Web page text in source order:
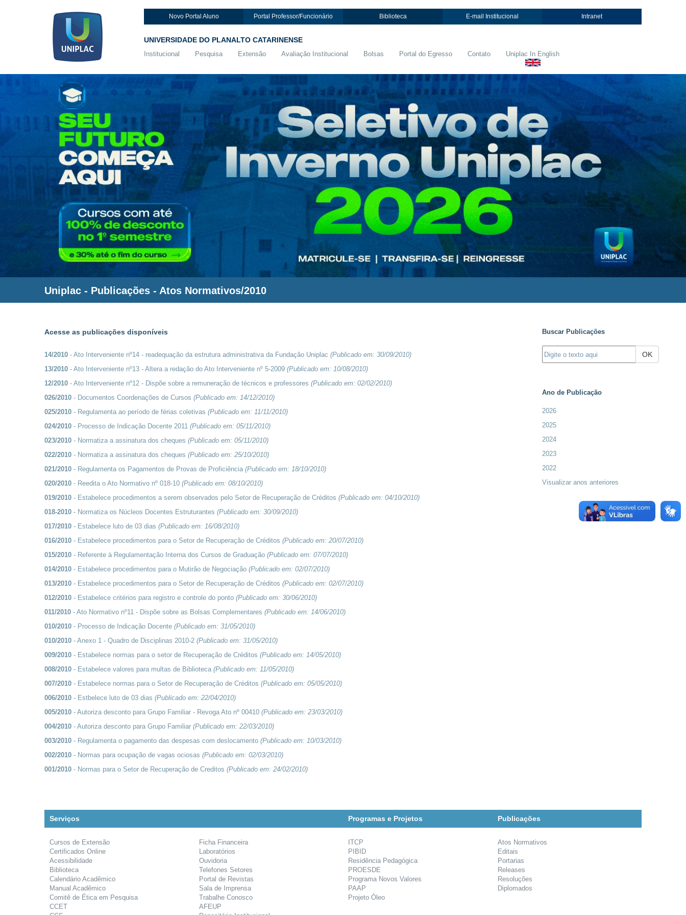
Novo Portal Aluno Portal Professor/Funcionário Biblioteca E-mail Institucional Intranet
UNIVERSIDADE DO PLANALTO CATARINENSE
Institucional Pesquisa Extensão Avaliação Institucional Bolsas Portal do Egresso Contato Uniplac In English
Uniplac - Publicações - Atos Normativos/2010
Acesse as publicações disponíveis
14/2010 - Ato Interveniente nº14 - readequação da estrutura administrativa da Fundação Uniplac (Publicado em: 30/09/2010)
13/2010 - Ato Interveniente nº13 - Altera a redação do Ato Interveniente nº 5-2009 (Publicado em: 10/08/2010)
12/2010 - Ato Interveniente nº12 - Dispõe sobre a remuneração de técnicos e professores (Publicado em: 02/02/2010)
026/2010 - Documentos Coordenações de Cursos (Publicado em: 14/12/2010)
025/2010 - Regulamenta ao período de férias coletivas (Publicado em: 11/11/2010)
024/2010 - Processo de Indicação Docente 2011 (Publicado em: 05/11/2010)
023/2010 - Normatiza a assinatura dos cheques (Publicado em: 05/11/2010)
022/2010 - Normatiza a assinatura dos cheques (Publicado em: 25/10/2010)
021/2010 - Regulamenta os Pagamentos de Provas de Proficiência (Publicado em: 18/10/2010)
020/2010 - Reedita o Ato Normativo nº 018-10 (Publicado em: 08/10/2010)
019/2010 - Estabelece procedimentos a serem observados pelo Setor de Recuperação de Créditos (Publicado em: 04/10/2010)
018-2010 - Normatiza os Núcleos Docentes Estruturantes (Publicado em: 30/09/2010)
017/2010 - Estabelece luto de 03 dias (Publicado em: 16/08/2010)
016/2010 - Estabelece procedimentos para o Setor de Recuperação de Créditos (Publicado em: 20/07/2010)
015/2010 - Referente à Regulamentação Interna dos Cursos de Graduação (Publicado em: 07/07/2010)
014/2010 - Estabelece procedimentos para o Mutirão de Negociação (Publicado em: 02/07/2010)
013/2010 - Estabelece procedimentos para o Setor de Recuperação de Créditos (Publicado em: 02/07/2010)
012/2010 - Estabelece critérios para registro e controle do ponto (Publicado em: 30/06/2010)
011/2010 - Ato Normativo nº11 - Dispõe sobre as Bolsas Complementares (Publicado em: 14/06/2010)
010/2010 - Processo de Indicação Docente (Publicado em: 31/05/2010)
010/2010 - Anexo 1 - Quadro de Disciplinas 2010-2 (Publicado em: 31/05/2010)
009/2010 - Estabelece normas para o setor de Recuperação de Créditos (Publicado em: 14/05/2010)
008/2010 - Estabelece valores para multas de Biblioteca (Publicado em: 11/05/2010)
007/2010 - Estabelece normas para o Setor de Recuperação de Créditos (Publicado em: 05/05/2010)
006/2010 - Estbelece luto de 03 dias (Publicado em: 22/04/2010)
005/2010 - Autoriza desconto para Grupo Familiar - Revoga Ato nº 00410 (Publicado em: 23/03/2010)
004/2010 - Autoriza desconto para Grupo Familiar (Publicado em: 22/03/2010)
003/2010 - Regulamenta o pagamento das despesas com deslocamento (Publicado em: 10/03/2010)
002/2010 - Normas para ocupação de vagas ociosas (Publicado em: 02/03/2010)
001/2010 - Normas para o Setor de Recuperação de Creditos (Publicado em: 24/02/2010)
Buscar Publicações
OK
Ano de Publicação
2026
2025
2024
2023
2022
Visualizar anos anteriores
Serviços
Cursos de Extensão
Certificados Online
Acessibilidade
Biblioteca
Calendário Acadêmico
Manual Acadêmico
Comitê de Ética em Pesquisa
CCET
Ficha Financeira
Laboratórios
Ouvidoria
Telefones Setores
Portal de Revistas
Sala de Imprensa
Trabalhe Conosco
AFEUP
Programas e Projetos
ITCP
PIBID
Residência Pedagógica
PROESDE
Programa Novos Valores
PAAP
Projeto Óleo
Publicações
Atos Normativos
Editais
Portarias
Releases
Resoluções
Diplomados